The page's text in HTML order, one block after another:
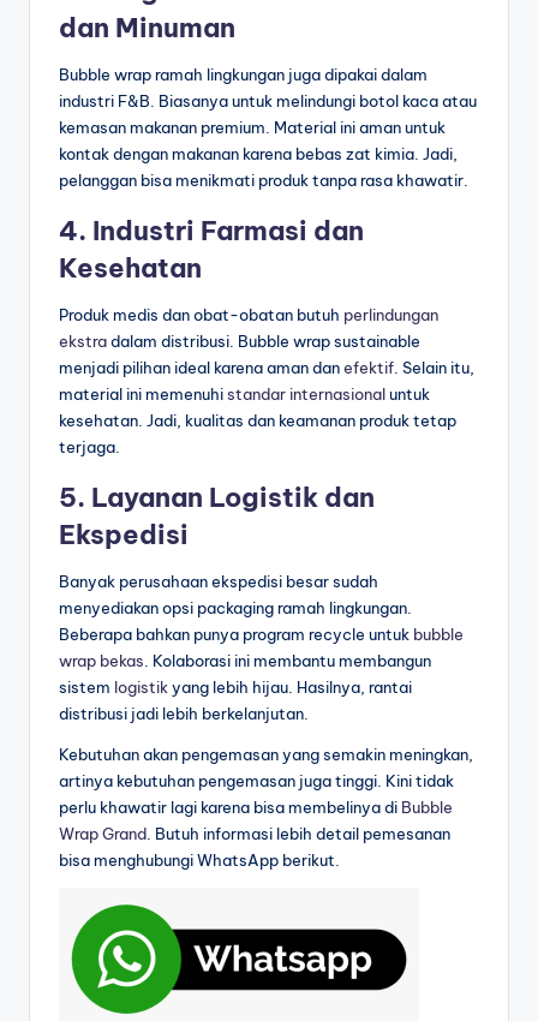
dan Minuman
Bubble wrap ramah lingkungan juga dipakai dalam
industri F&B. Biasanya untuk melindungi botol kaca atau
kemasan makanan premium. Material ini aman untuk
kontak dengan makanan karena bebas zat kimia. Jadi,
pelanggan bisa menikmati produk tanpa rasa khawatir.
4. Industri Farmasi dan
Kesehatan
Produk medis dan obat-obatan butuh perlindungan
ekstradalam distribusi. Bubble wrap sustainable
menjadi pilihan ideal karena aman danefektif . Selain itu,
material ini memenuhistandar internasionaluntuk
kesehatan. Jadi, kualitas dan keamanan produk tetap
terjaga.
5. Layanan Logistik dan
Ekspedisi
Banyak perusahaan ekspedisi besar sudah
menyediakan opsi packaging ramah lingkungan.
Beberapa bahkan punya program recycle untuk bubble
wrap bekas . Kolaborasi ini membantu membangun
sistem logistikyang lebih hijau. Hasilnya, rantai
distribusi jadi lebih berkelanjutan.
Kebutuhan akan pengemasan yang semakin meningkan,
artinya kebutuhan pengemasan juga tinggi. Kini tidak
perlu khawatir lagi karena bisa membelinya di Bubble
Wrap Grand . Butuh informasi lebih detail pemesanan
bisa menghubungi WhatsApp berikut.